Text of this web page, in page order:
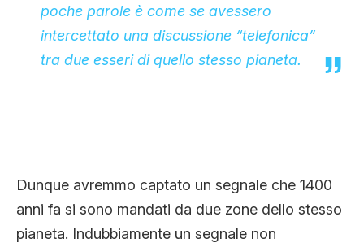
poche parole è come se avessero
intercettato una discussione “telefonica”
tra due esseri di quello stesso pianeta.
Dunque avremmo captato un segnale che 1400
anni fa si sono mandati da due zone dello stesso
pianeta. Indubbiamente un segnale non